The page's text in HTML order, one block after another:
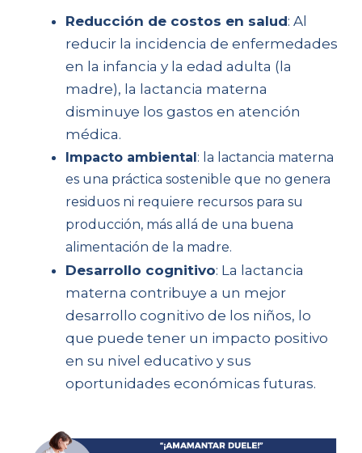
Reducción de costos en salud: Al
reducir la incidencia de enfermedades
en la infancia y la edad adulta (la
madre), la lactancia materna
disminuye los gastos en atención
médica.
Impacto ambiental: la lactancia materna
es una práctica sostenible que no genera
residuos ni requiere recursos para su
producción, más allá de una buena
alimentación de la madre.
Desarrollo cognitivo: La lactancia
materna contribuye a un mejor
desarrollo cognitivo de los niños, lo
que puede tener un impacto positivo
en su nivel educativo y sus
oportunidades económicas futuras.